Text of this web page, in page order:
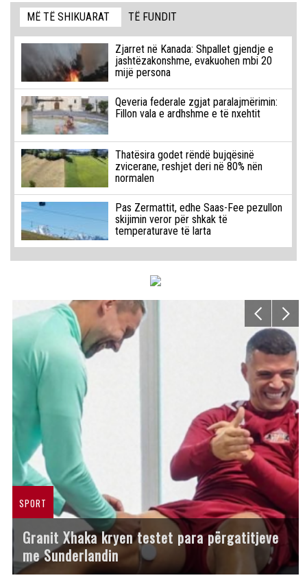
MË TË SHIKUARAT TË FUNDIT
Zjarret në Kanada: Shpallet gjendje e
jashtëzakonshme, evakuohen mbi 20
mijë persona
Qeveria federale zgjat paralajmërimin:
Fillon vala e ardhshme e të nxehtit
Thatësira godet rëndë bujqësinë
zvicerane, reshjet deri në 80% nën
normalen
Pas Zermattit, edhe Saas-Fee pezullon
skijimin veror për shkak të
temperaturave të larta
SPORT
Granit Xhaka kryen testet para përgatitjeve
me Sunderlandin